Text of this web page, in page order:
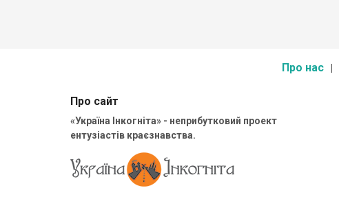
Про нас
Про сайт
«Україна Інкогніта» - неприбутковий проект
ентузіастів краєзнавства.